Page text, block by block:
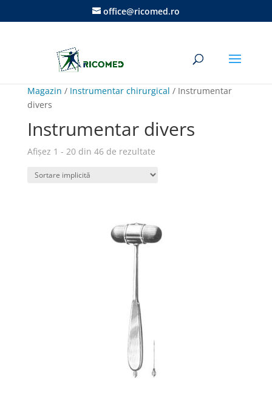
office@ricomed.ro
Magazin / Instrumentar chirurgical / Instrumentar
divers
Instrumentar divers
Afișez 1 - 20 din 46 de rezultate